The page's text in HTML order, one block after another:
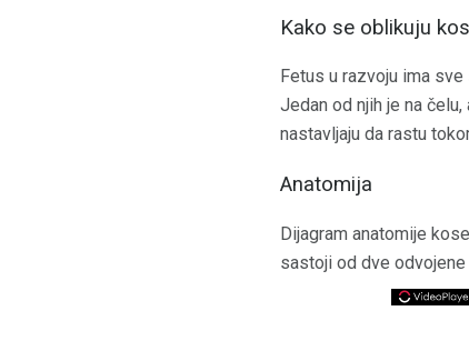
Kako se oblikuju
Fetus u razvoju ima
Jedan od njih je na
nastavljaju da rastu
Anatomija
Dijagram anatomije
sastoji od dve